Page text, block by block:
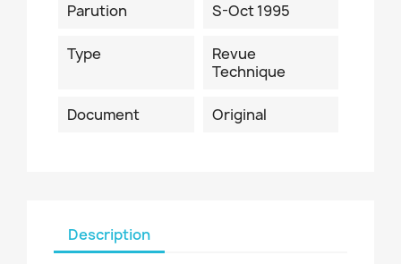
Parution S-Oct 1995
Type
Revue
Technique
Document Original
Description